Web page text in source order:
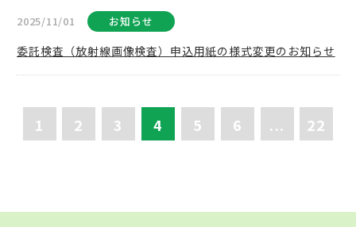
2025/11/01 お知らせ
委託検査（放射線画像検査）申込用紙の様式変更のお知らせ
1 2 3 4 5 6 ... 22